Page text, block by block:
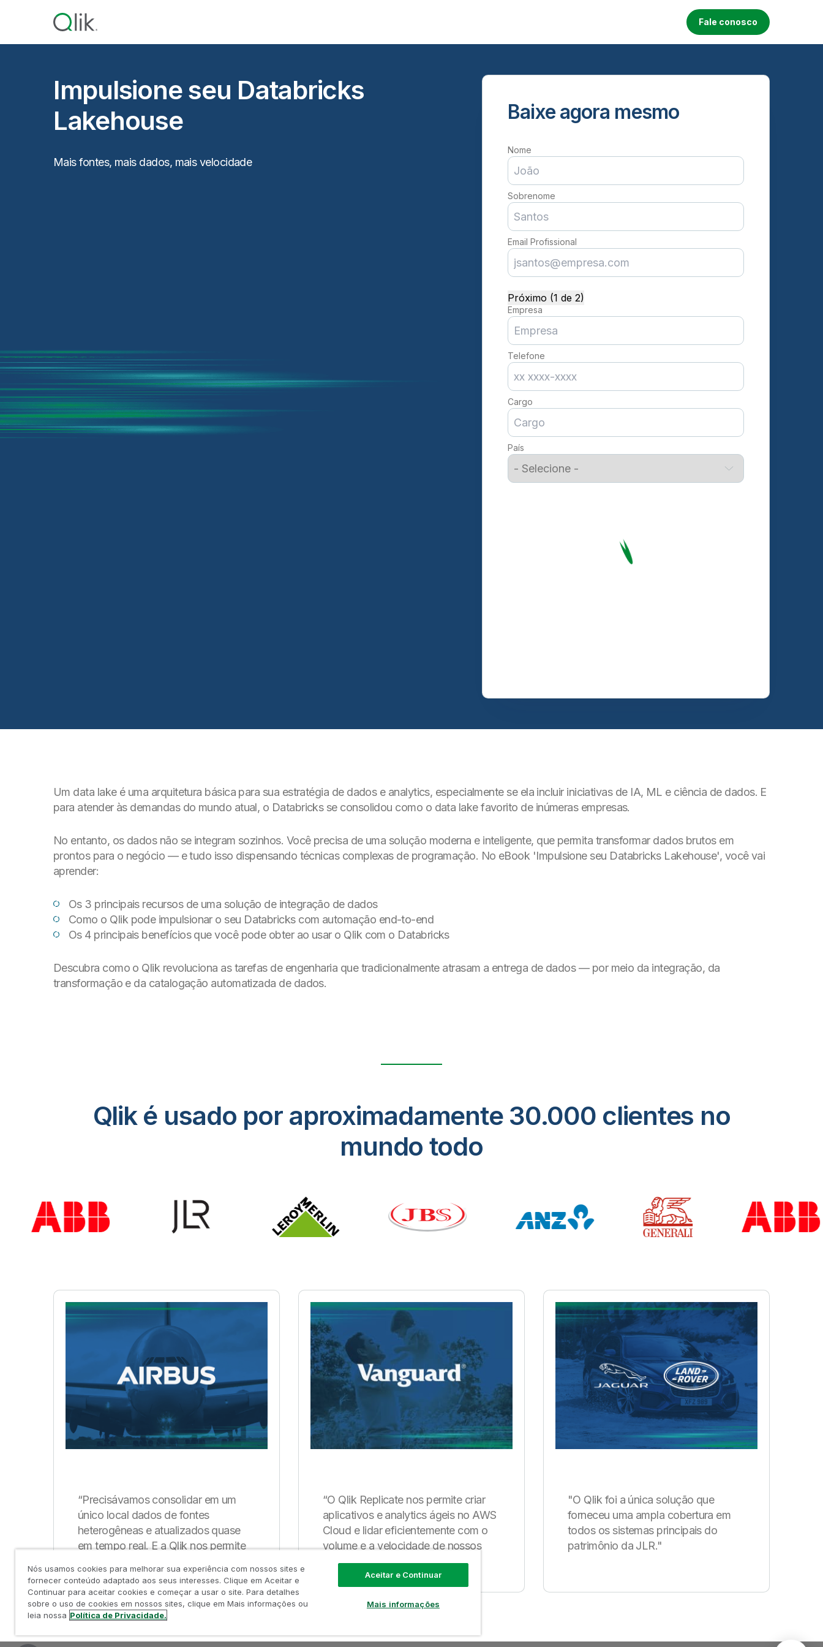
Fale conosco
Impulsione seu Databricks
Lakehouse
Mais fontes, mais dados, mais velocidade
Baixe agora mesmo
Nome
Sobrenome
Email Profissional
Próximo (1 de 2)
Empresa
Telefone
Cargo
País
Um data lake é uma arquitetura básica para sua estratégia de dados e analytics, especialmente se ela incluir iniciativas de IA, ML e ciência de dados. E
para atender às demandas do mundo atual, o Databricks se consolidou como o data lake favorito de inúmeras empresas.
No entanto, os dados não se integram sozinhos. Você precisa de uma solução moderna e inteligente, que permita transformar dados brutos em
prontos para o negócio — e tudo isso dispensando técnicas complexas de programação. No eBook 'Impulsione seu Databricks Lakehouse', você vai
aprender:
Os 3 principais recursos de uma solução de integração de dados
Como o Qlik pode impulsionar o seu Databricks com automação end-to-end
Os 4 principais benefícios que você pode obter ao usar o Qlik com o Databricks
Descubra como o Qlik revoluciona as tarefas de engenharia que tradicionalmente atrasam a entrega de dados — por meio da integração, da
transformação e da catalogação automatizada de dados.
Qlik é usado por aproximadamente 30.000 clientes no
mundo todo
“Precisávamos consolidar em um
único local dados de fontes
heterogêneas e atualizados quase
em tempo real. E a Qlik nos permite
“O Qlik Replicate nos permite criar
aplicativos e analytics ágeis no AWS
Cloud e lidar eficientemente com o
volume e a velocidade de nossos
dados de mainframe.”
"O Qlik foi a única solução que
forneceu uma ampla cobertura em
todos os sistemas principais do
patrimônio da JLR."
Nós usamos cookies para melhorar sua experiência com nossos sites e
fornecer conteúdo adaptado aos seus interesses. Clique em Aceitar e
Continuar para aceitar cookies e começar a usar o site. Para detalhes
sobre o uso de cookies em nossos sites, clique em Mais informações ou
leia nossa Política de Privacidade.
Aceitar e Continuar
Mais informações